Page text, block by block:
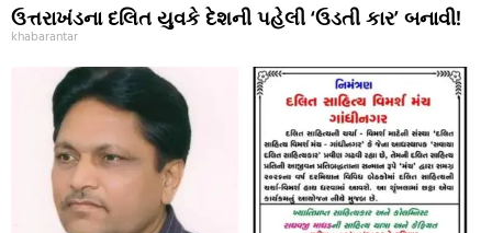
ઉત્તરાખંડના દલિત યુવકે દેશની પહેલી ‘ઉડતી કાર’ બનાવી!
khabarantar